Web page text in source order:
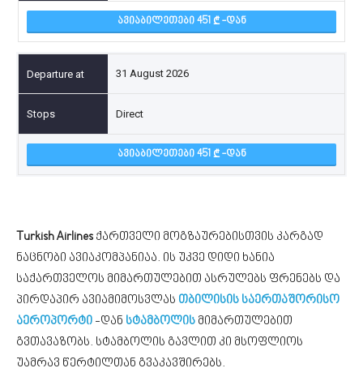
ᲐᲕᲘᲐᲑᲘᲚᲔᲗᲔᲑᲘ 451 -ᲓᲐᲜ
31 August 2026
Direct
ᲐᲕᲘᲐᲑᲘᲚᲔᲗᲔᲑᲘ 451 -ᲓᲐᲜ
Turkish Airlines ქართველი მოგზაურებისთვის კარგად
ნაცნობი ავიაკომპანიაა. ის უკვე დიდი ხანია
საქართველოს მიმართულებით ასრულებს ფრენებს და
პირდაპირ ავიამიმოსვლას თბილისის საერთაშორისო
აეროპორტი -დან სტამბოლის მიმართულებით
გვთავაზობს. სტამბოლის გავლით კი მსოფლიოს
უამრავ წერტილთან გვაკავშირებს.